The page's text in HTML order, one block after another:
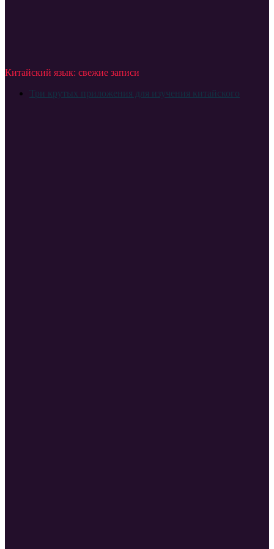
Китайский язык: свежие записи
Три крутых приложения для изучения китайского